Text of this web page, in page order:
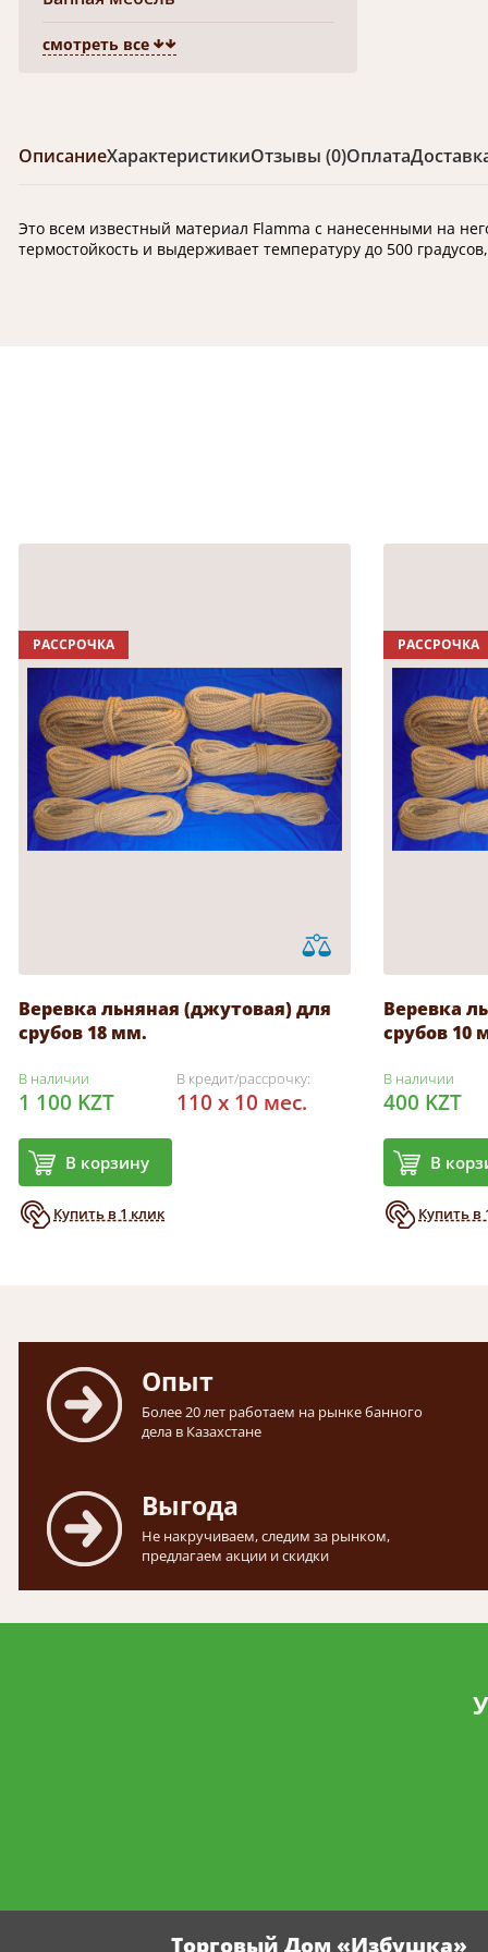
смотреть все
ОписаниеХарактеристикиОтзывы (0)Оплата
Это всем известный материал Flamma с нанесенными на
термостойкость и выдерживает температуру до 500
РАССРОЧКА
Веревка льняная (джутовая) для
срубов 18 мм.
В наличии
1 100 KZT
В корзину
Купить в 1 клик
В кредит/рассрочку:
110 x 10 мес.
РАССРОЧКА
Веревка
срубов 10
В наличии
400 KZT
В
Купить в
Опыт
Более 20 лет работаем на рынке банного
дела в Казахстане
Выгода
Не накручиваем, следим за рынком,
предлагаем акции и скидки
Торговый Дом «Избушка»